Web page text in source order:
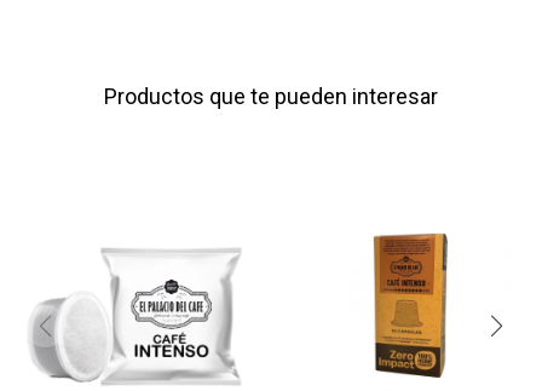
Productos que te pueden interesar